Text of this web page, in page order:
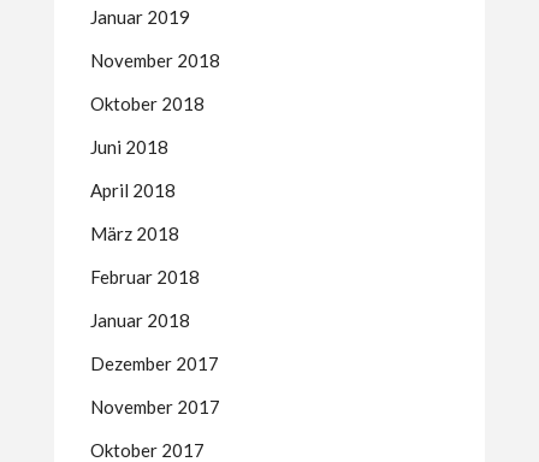
Januar 2019
November 2018
Oktober 2018
Juni 2018
April 2018
März 2018
Februar 2018
Januar 2018
Dezember 2017
November 2017
Oktober 2017